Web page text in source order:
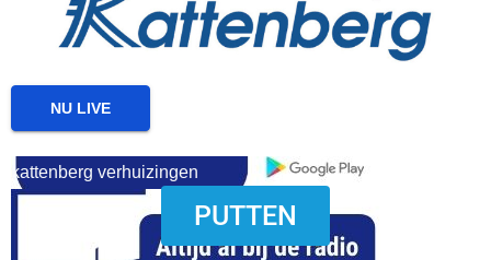
download onzze App
kattenberg verhuizingen
NU LIVE
PUTTEN